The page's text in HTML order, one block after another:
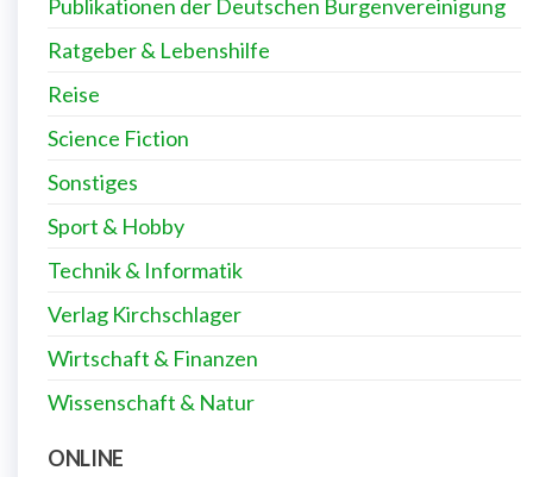
Nachschlagewerke
Philosophie & Religion
Politik & Gesellschaft
Publikationen der Deutschen Burgenvereinigung
Ratgeber & Lebenshilfe
Reise
Science Fiction
Sonstiges
Sport & Hobby
Technik & Informatik
Verlag Kirchschlager